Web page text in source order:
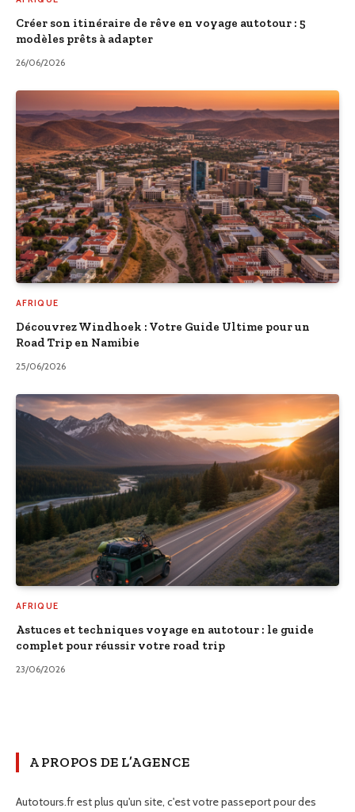
Créer son itinéraire de rêve en voyage autotour : 5
modèles prêts à adapter
26/06/2026
AFRIQUE
Découvrez Windhoek : Votre Guide Ultime pour un
Road Trip en Namibie
25/06/2026
AFRIQUE
Astuces et techniques voyage en autotour : le guide
complet pour réussir votre road trip
23/06/2026
A PROPOS DE L’AGENCE
Autotours.fr est plus qu'un site, c'est votre passeport pour des